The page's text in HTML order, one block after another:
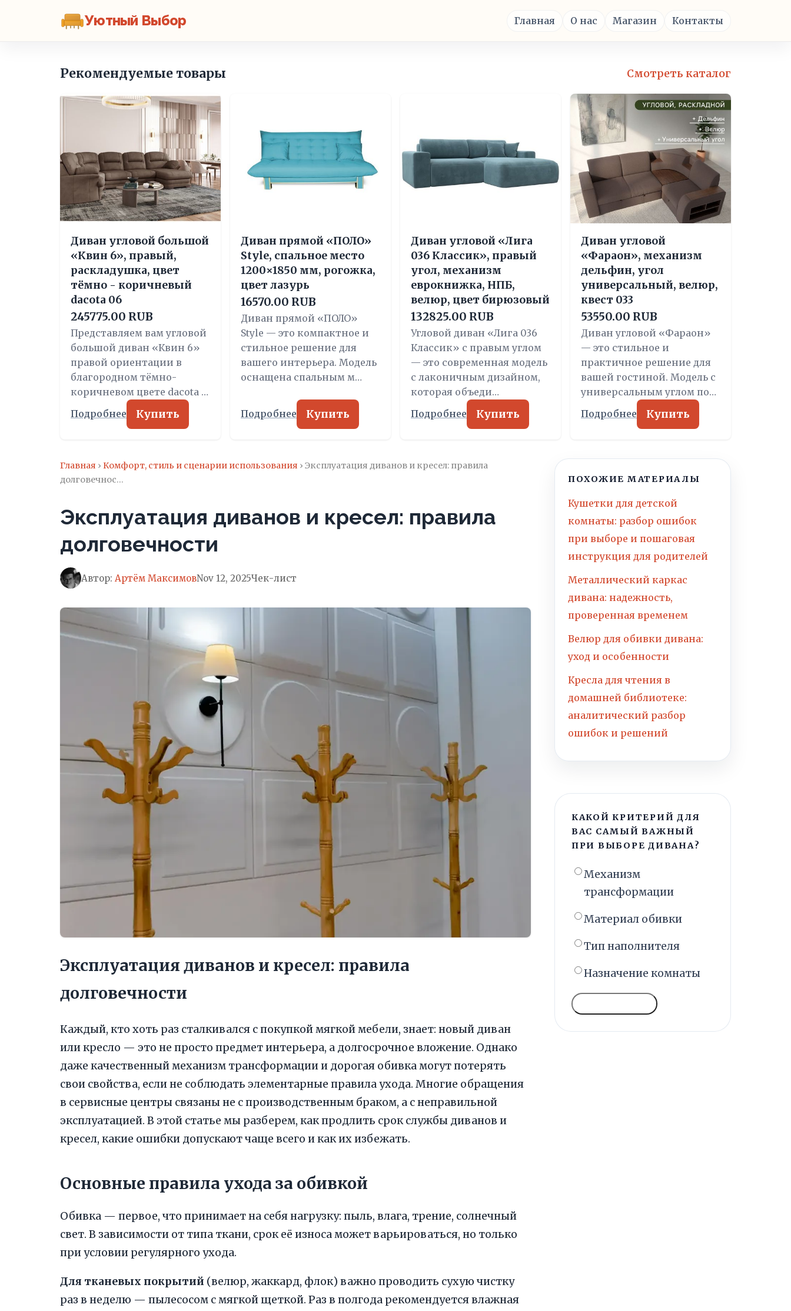
Уютный Выбор Главная О нас Магазин Контакты
Рекомендуемые товары Смотреть каталог
Диван угловой большой
«Квин 6», правый,
раскладушка, цвет
тёмно - коричневый
dacota 06
245775.00 RUB
Представляем вам угловой
большой диван «Квин 6»
правой ориентации в
благородном тёмно-
коричневом цвете dacota …
Подробнее Купить
Диван прямой «ПОЛО»
Style, спальное место
1200×1850 мм, рогожка,
цвет лазурь
16570.00 RUB
Диван прямой «ПОЛО»
Style — это компактное и
стильное решение для
вашего интерьера. Модель
оснащена спальным м…
Подробнее Купить
Диван угловой «Лига
036 Классик», правый
угол, механизм
еврокнижка, НПБ,
велюр, цвет бирюзовый
132825.00 RUB
Угловой диван «Лига 036
Классик» с правым углом
— это современная модель
с лаконичным дизайном,
которая объеди…
Подробнее Купить
Диван угловой
«Фараон», механизм
дельфин, угол
универсальный, велюр,
квест 033
53550.00 RUB
Диван угловой «Фараон»
— это стильное и
практичное решение для
вашей гостиной. Модель с
универсальным углом по…
Подробнее Купить
Главная › Комфорт, стиль и сценарии использования › Эксплуатация диванов и кресел: правила
долговечнос…
Эксплуатация диванов и кресел: правила
долговечности
Автор: Артём МаксимовNov 12, 2025Чек-лист
Эксплуатация диванов и кресел: правила
долговечности
Каждый, кто хоть раз сталкивался с покупкой мягкой мебели, знает: новый диван
или кресло — это не просто предмет интерьера, а долгосрочное вложение. Однако
даже качественный механизм трансформации и дорогая обивка могут потерять
свои свойства, если не соблюдать элементарные правила ухода. Многие обращения
в сервисные центры связаны не с производственным браком, а с неправильной
эксплуатацией. В этой статье мы разберем, как продлить срок службы диванов и
кресел, какие ошибки допускают чаще всего и как их избежать.
Основные правила ухода за обивкой
Обивка — первое, что принимает на себя нагрузку: пыль, влага, трение, солнечный
свет. В зависимости от типа ткани, срок её износа может варьироваться, но только
при условии регулярного ухода.
Для тканевых покрытий (велюр, жаккард, флок) важно проводить сухую чистку
раз в неделю — пылесосом с мягкой щеткой. Раз в полгода рекомендуется влажная
ПОХОЖИЕ МАТЕРИАЛЫ
Кушетки для детской
комнаты: разбор ошибок
при выборе и пошаговая
инструкция для родителей
Металлический каркас
дивана: надежность,
проверенная временем
Велюр для обивки дивана:
уход и особенности
Кресла для чтения в
домашней библиотеке:
аналитический разбор
ошибок и решений
КАКОЙ КРИТЕРИЙ ДЛЯ
ВАС САМЫЙ ВАЖНЫЙ
ПРИ ВЫБОРЕ ДИВАНА?
Механизм
трансформации
Материал обивки
Тип наполнителя
Назначение комнаты